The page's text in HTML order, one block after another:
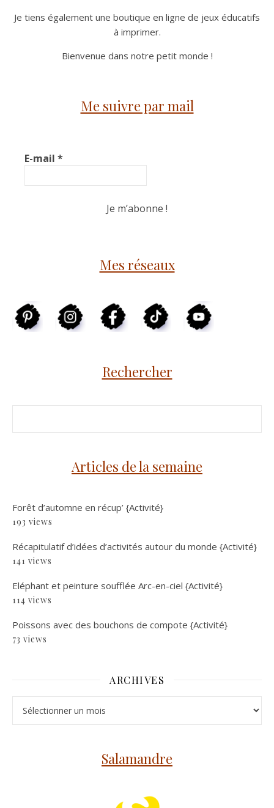
Je tiens également une boutique en ligne de jeux éducatifs
à imprimer.
Bienvenue dans notre petit monde !
Me suivre par mail
E-mail *
Mes réseaux
Rechercher
Articles de la semaine
Forêt d’automne en récup’ {Activité}
193 views
Récapitulatif d’idées d’activités autour du monde {Activité}
141 views
Eléphant et peinture soufflée Arc-en-ciel {Activité}
114 views
Poissons avec des bouchons de compote {Activité}
73 views
ARCHIVES
Salamandre